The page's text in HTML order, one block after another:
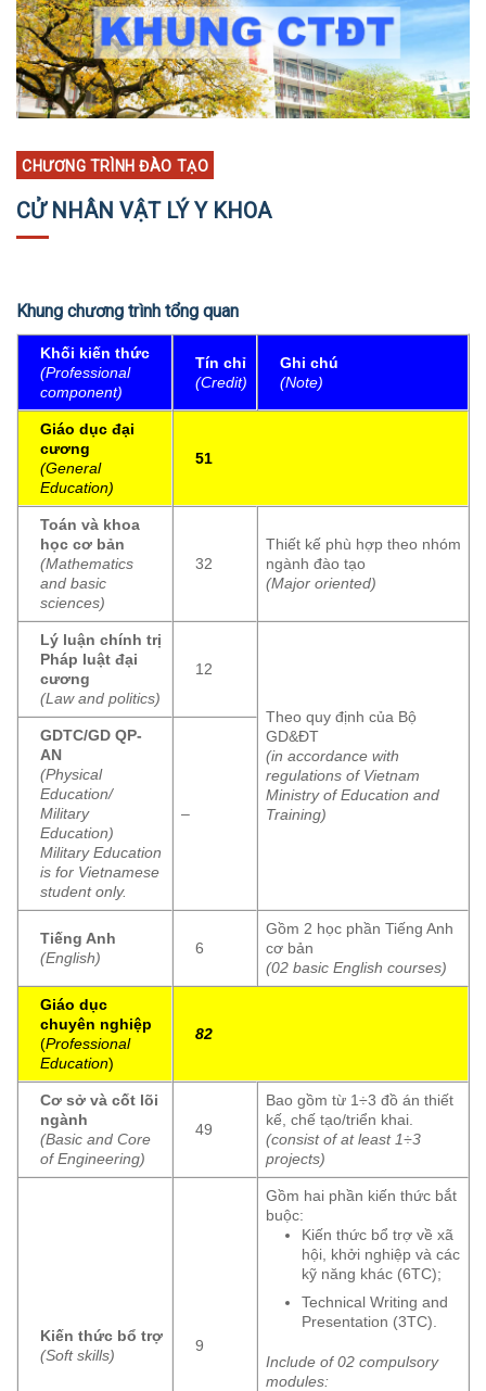
CHƯƠNG TRÌNH ĐÀO TẠO
CỬ NHÂN VẬT LÝ Y KHOA
Khung chương trình tổng quan
Khối kiến thức
(Professional
component)
Tín chỉ
(Credit)
Ghi chú
(Note)
Giáo dục đại
cương
(General
Education)
51
Toán và khoa
học cơ bản
(Mathematics
and basic
sciences)
32
Thiết kế phù hợp theo nhóm
ngành đào tạo
(Major oriented)
Lý luận chính trị
Pháp luật đại
cương
(Law and politics)
12
Theo quy định của Bộ
GD&ĐT
(in accordance with
regulations of Vietnam
Ministry of Education and
Training)
GDTC/GD QP-
AN
(Physical
Education/
Military
Education)
Military Education
is for Vietnamese
student only.
–
Tiếng Anh
(English)
6
Gồm 2 học phần Tiếng Anh
cơ bản
(02 basic English courses)
Giáo dục
chuyên nghiệp
(Professional
Education)
82
Cơ sở và cốt lõi
ngành
(Basic and Core
of Engineering)
49
Bao gồm từ 1÷3 đồ án thiết
kế, chế tạo/triển khai.
(consist of at least 1÷3
projects)
Kiến thức bổ trợ
(Soft skills)
9
Gồm hai phần kiến thức bắt
buộc:
Kiến thức bổ trợ về xã
hội, khởi nghiệp và các
kỹ năng khác (6TC);
Technical Writing and
Presentation (3TC).
Include of 02 compulsory
modules: